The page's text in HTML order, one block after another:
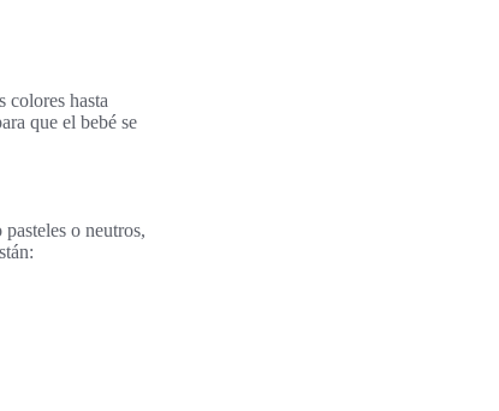
colores hasta
que el bebé se
o neutros,